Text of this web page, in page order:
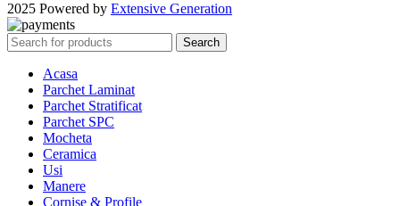
2025 Powered by Extensive Generation
Search
Acasa
Parchet Laminat
Parchet Stratificat
Parchet SPC
Mocheta
Ceramica
Usi
Manere
Cornise & Profile